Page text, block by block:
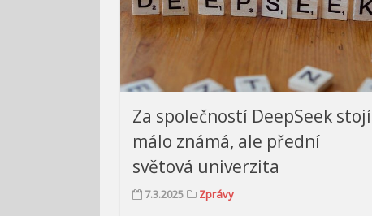
Za společností DeepSeek stojí
málo známá, ale přední
světová univerzita
7.3.2025 Zprávy